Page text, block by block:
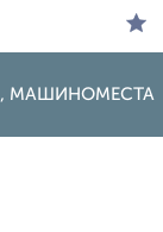
МАШИНОМЕСТА